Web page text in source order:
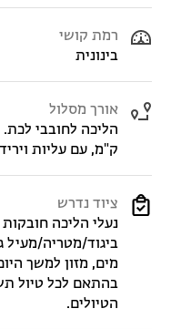
רמת קושי
בינונית
אורך מסלול
ק"מ, עם עליות
ציוד נדרש
נעלי הליכה
מים, מזון למשך
בהתאם לכל טיול
הטיולים.